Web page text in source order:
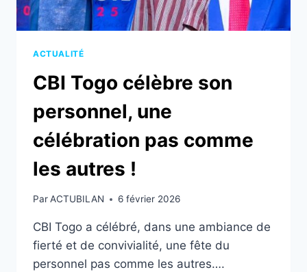
ACTUALITÉ
CBI Togo célèbre son
personnel, une
célébration pas comme
les autres !
ParACTUBILAN 6 février 2026
CBI Togo a célébré, dans une ambiance de
fierté et de convivialité, une fête du
personnel pas comme les autres….